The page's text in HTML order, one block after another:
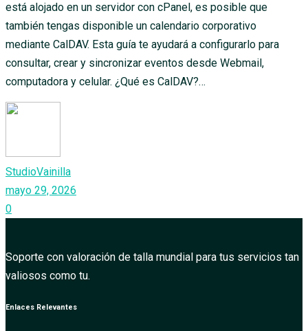
está alojado en un servidor con cPanel, es posible que
también tengas disponible un calendario corporativo
mediante CalDAV. Esta guía te ayudará a configurarlo para
consultar, crear y sincronizar eventos desde Webmail,
computadora y celular. ¿Qué es CalDAV?…
StudioVainilla
mayo 29, 2026
0
Soporte con valoración de talla mundial para tus servicios tan
valiosos como tu.
Enlaces Relevantes